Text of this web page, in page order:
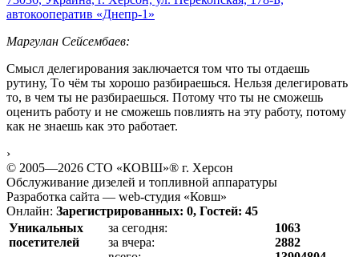
автокооператив «Днепр-1»
Маргулан Сейсембаев:
Смысл делегирования заключается том что ты отдаешь
рутину, Tо чём ты хорошо разбираешься. Нельзя делегировать
то, в чем ты не разбираешься. Потому что ты не сможешь
оценить работу и не сможешь повлиять на эту работу, потому
как не знаешь как это работает.
›
© 2005—2026 СТО «КОВШ»® г. Херсон
Обслуживание дизелей и топливной аппаратуры
Разработка сайта — web-студия «Ковш»
Онлайн: Зарегистрированных: 0, Гостей: 45
Уникальных
посетителей
за сегодня:
за вчера:
1063
2882